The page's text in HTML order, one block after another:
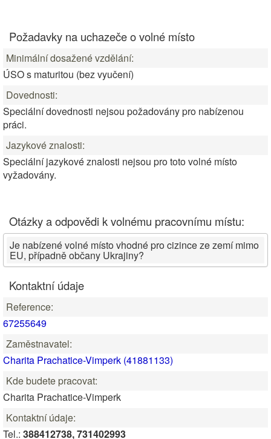
Požadavky na uchazeče o volné místo
Minimální dosažené vzdělání:
ÚSO s maturitou (bez vyučení)
Dovednosti:
Speciální dovednosti nejsou požadovány pro nabízenou
práci.
Jazykové znalosti:
Speciální jazykové znalosti nejsou pro toto volné místo
vyžadovány.
Otázky a odpovědi k volnému pracovnímu místu:
Je nabízené volné místo vhodné pro cizince ze zemí mimo
EU, případně občany Ukrajiny?
Kontaktní údaje
Reference:
67255649
Zaměstnavatel:
Charita Prachatice-Vimperk (41881133)
Kde budete pracovat:
Charita Prachatice-Vimperk
Kontaktní údaje:
Tel.: 388412738, 731402993